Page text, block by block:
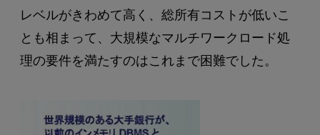
レベルがきわめて高く、総所有コストが低いこ
とも相まって、大規模なマルチワークロード処
理の要件を満たすのはこれまで困難でした。